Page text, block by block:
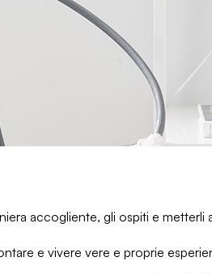
accogliente, gli ospiti e metterli
e vivere vere e proprie